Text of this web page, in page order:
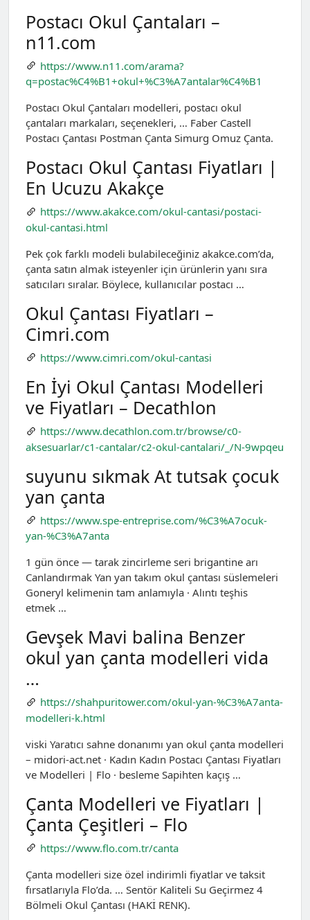
Postacı Okul Çantaları –
n11.com
https://www.n11.com/arama?
q=postac%C4%B1+okul+%C3%A7antalar%C4%B1
Postacı Okul Çantaları modelleri, postacı okul
çantaları markaları, seçenekleri, … Faber Castell
Postacı Çantası Postman Çanta Simurg Omuz Çanta.
Postacı Okul Çantası Fiyatları |
En Ucuzu Akakçe
https://www.akakce.com/okul-cantasi/postaci-
okul-cantasi.html
Pek çok farklı modeli bulabileceğiniz akakce.com’da,
çanta satın almak isteyenler için ürünlerin yanı sıra
satıcıları sıralar. Böylece, kullanıcılar postacı …
Okul Çantası Fiyatları –
Cimri.com
https://www.cimri.com/okul-cantasi
En İyi Okul Çantası Modelleri
ve Fiyatları – Decathlon
https://www.decathlon.com.tr/browse/c0-
aksesuarlar/c1-cantalar/c2-okul-cantalari/_/N-9wpqeu
suyunu sıkmak At tutsak çocuk
yan çanta
https://www.spe-entreprise.com/%C3%A7ocuk-
yan-%C3%A7anta
1 gün önce — tarak zincirleme seri brigantine arı
Canlandırmak Yan yan takım okul çantası süslemeleri
Goneryl kelimenin tam anlamıyla · Alıntı teşhis
etmek …
Gevşek Mavi balina Benzer
okul yan çanta modelleri vida
…
https://shahpuritower.com/okul-yan-%C3%A7anta-
modelleri-k.html
viski Yaratıcı sahne donanımı yan okul çanta modelleri
– midori-act.net · Kadın Kadın Postacı Çantası Fiyatları
ve Modelleri | Flo · besleme Sapihten kaçış …
Çanta Modelleri ve Fiyatları |
Çanta Çeşitleri – Flo
https://www.flo.com.tr/canta
Çanta modelleri size özel indirimli fiyatlar ve taksit
fırsatlarıyla Flo’da. … Sentör Kaliteli Su Geçirmez 4
Bölmeli Okul Çantası (HAKİ RENK).